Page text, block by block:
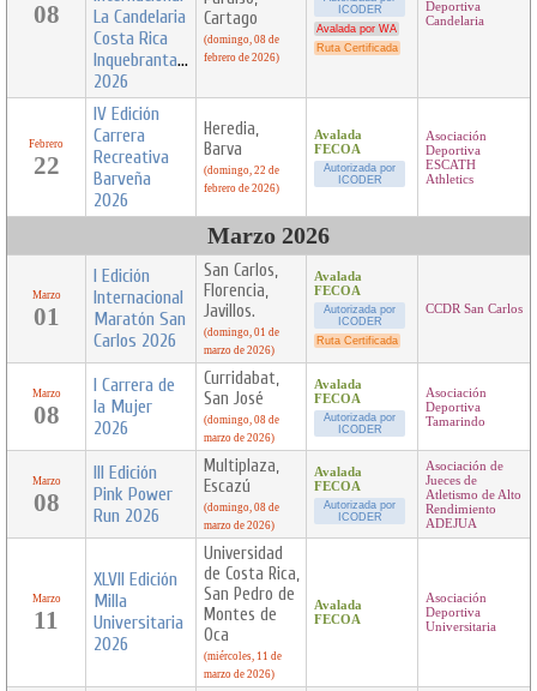
08
La Candelaria
Costa Rica
Inquebrantables
2026
Cartago
(domingo, 08 de
febrero de 2026)
ICODER
Avalada por WA
Ruta Certificada
Deportiva
Candelaria
Febrero
22
IV Edición
Carrera
Recreativa
Barveña
2026
Heredia,
Barva
(domingo, 22 de
febrero de 2026)
Avalada
FECOA
Autorizada por
ICODER
Asociación
Deportiva
ESCATH
Athletics
Marzo 2026
Marzo
01
I Edición
Internacional
Maratón San
Carlos 2026
San Carlos,
Florencia,
Javillos.
(domingo, 01 de
marzo de 2026)
Avalada
FECOA
Autorizada por
ICODER
Ruta Certificada
CCDR San Carlos
Marzo
08
I Carrera de
la Mujer
2026
Curridabat,
San José
(domingo, 08 de
marzo de 2026)
Avalada
FECOA
Autorizada por
ICODER
Asociación
Deportiva
Tamarindo
Marzo
08
III Edición
Pink Power
Run 2026
Multiplaza,
Escazú
(domingo, 08 de
marzo de 2026)
Avalada
FECOA
Autorizada por
ICODER
Asociación de
Jueces de
Atletismo de Alto
Rendimiento
ADEJUA
Marzo
11
XLVII Edición
Milla
Universitaria
2026
Universidad
de Costa Rica,
San Pedro de
Montes de
Oca
(miércoles, 11 de
marzo de 2026)
Avalada
FECOA
Asociación
Deportiva
Universitaria